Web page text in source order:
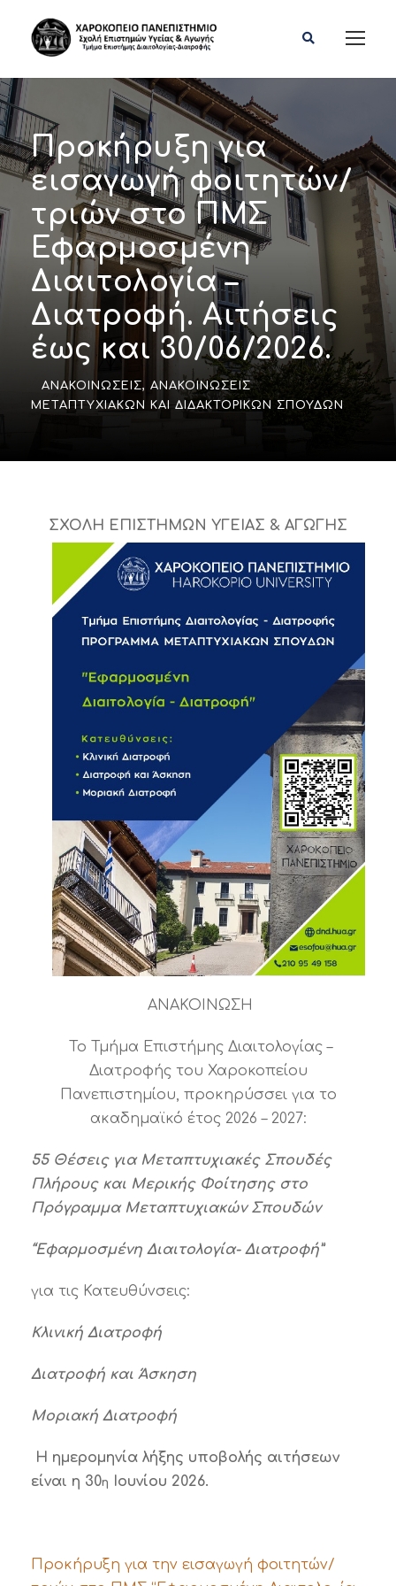
Προκήρυξη για
εισαγωγή φοιτητών/
τριών στο ΠΜΣ
Εφαρμοσμένη
Διαιτολογία –
Διατροφή. Αιτήσεις
έως και 30/06/2026.
ΑΝΑΚΟΙΝΏΣΕΙΣ, ΑΝΑΚΟΙΝΏΣΕΙΣ
ΜΕΤΑΠΤΥΧΙΑΚΏΝ ΚΑΙ ΔΙΔΑΚΤΟΡΙΚΏΝ ΣΠΟΥΔΏΝ
ΣΧΟΛΗ ΕΠΙΣΤΗΜΩΝ ΥΓΕΙΑΣ & ΑΓΩΓΗΣ
ΑΝΑΚΟΙΝΩΣΗ
Το Τμήμα Επιστήμης Διαιτολογίας –
Διατροφής του Χαροκοπείου
Πανεπιστημίου, προκηρύσσει για το
ακαδημαϊκό έτος 2026 – 2027:
55 Θέσεις για Μεταπτυχιακές Σπουδές
Πλήρους και Μερικής Φοίτησης στο
Πρόγραμμα Μεταπτυχιακών Σπουδών
“Εφαρμοσμένη Διαιτολογία- Διατροφή”
για τις Κατευθύνσεις:
Κλινική Διατροφή
Διατροφή και Άσκηση
Μοριακή Διατροφή
Η ημερομηνία λήξης υποβολής αιτήσεων
είναι η 30η Ιουνίου 2026.
Προκήρυξη για την εισαγωγή φοιτητών/